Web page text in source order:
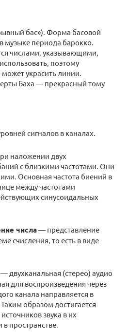
бас»). Форма басовой
музыке периода барокко.
числами, указывающими,
поэтому
украсить линии.
Баха — прекрасный тому
сигналов в каналах.
наложении двух
с близкими частотами. Они
Основная частота биений в
между частотами
синусоидальных
числа— представление
счисления, то есть в виде
— двухканальная (стерео) аудио
для воспроизведения через
канала направляется в
образом достигается
звука в их
пространстве.